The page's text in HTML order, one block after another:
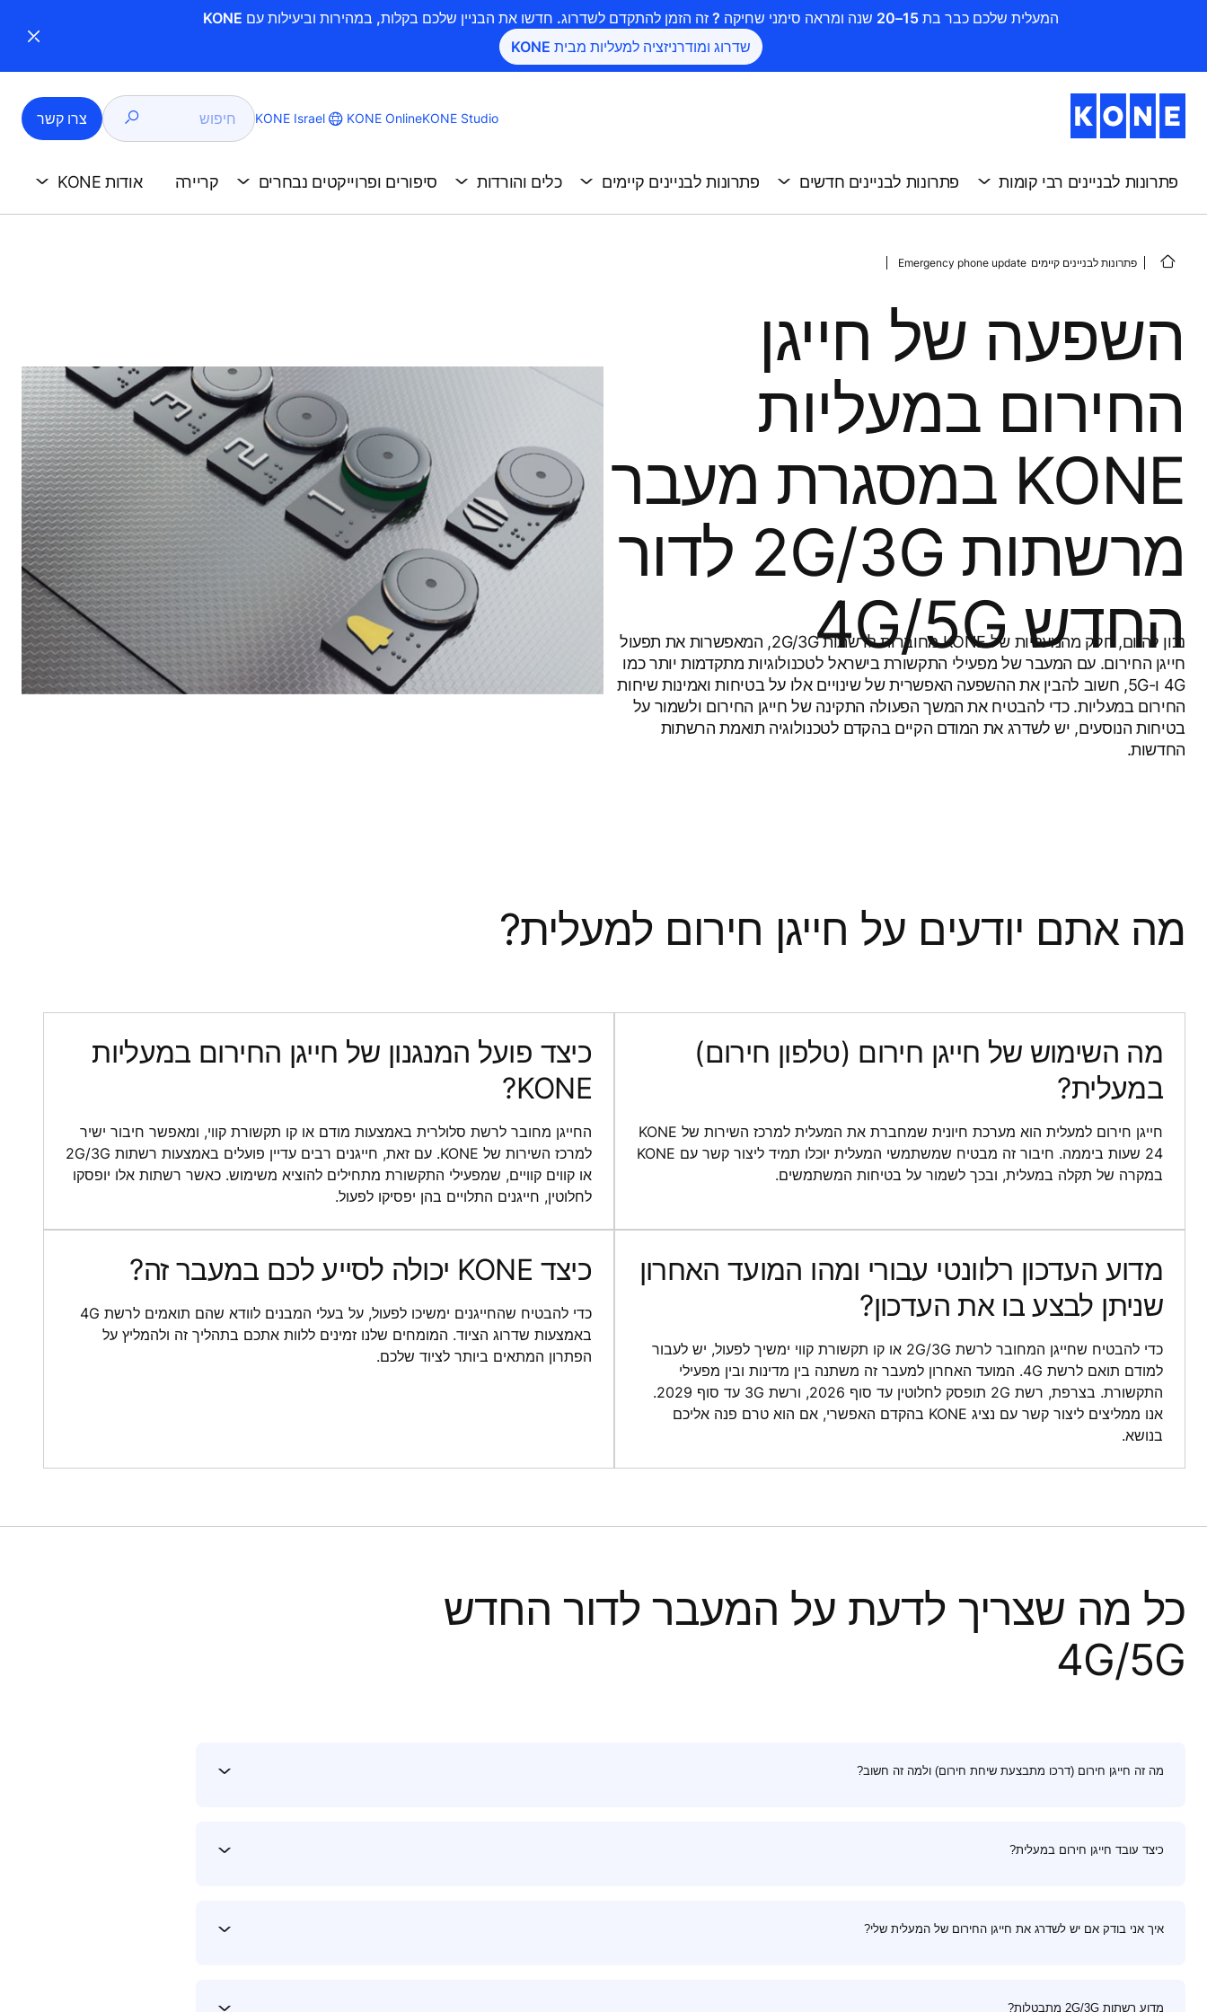
המעלית שלכם כבר בת 15–20 שנה ומראה סימני שחיקה ? זה הזמן להתקדם לשדרוג. חדשו את הבניין שלכם בקלות, במהירות וביעילות עם KONE
שדרוג ומודרניזציה למעליות מבית KONE
KONE Studio
KONE Online
KONE Israel חיפוש צרו קשר
פתרונות לבניינים רבי קומות פתרונות לבניינים חדשים פתרונות לבניינים קיימים כלים והורדות סיפורים ופרוייקטים נבחרים קריירה אודות KONE
פתרונות לבניינים קיימים Emergency phone update
השפעה של חייגן
החירום במעליות
KONE במסגרת מעבר
מרשתות 2G/3G לדור
החדש 4G/5G
נכון להיום, חלק מהמעליות של KONE מחוברות לרשתות 2G/3G, המאפשרות את תפעול
חייגן החירום. עם המעבר של מפעילי התקשורת בישראל לטכנולוגיות מתקדמות יותר כמו
4G ו-5G, חשוב להבין את ההשפעה האפשרית של שינויים אלו על בטיחות ואמינות שיחות
החירום במעליות. כדי להבטיח את המשך הפעולה התקינה של חייגן החירום ולשמור על
בטיחות הנוסעים, יש לשדרג את המודם הקיים בהקדם לטכנולוגיה תואמת הרשתות
החדשות.
מה אתם יודעים על חייגן חירום למעלית?
מה השימוש של חייגן חירום (טלפון חירום)
במעלית?
חייגן חירום למעלית הוא מערכת חיונית שמחברת את המעלית למרכז השירות של KONE
24 שעות ביממה. חיבור זה מבטיח שמשתמשי המעלית יוכלו תמיד ליצור קשר עם KONE
במקרה של תקלה במעלית, ובכך לשמור על בטיחות המשתמשים.
כיצד פועל המנגנון של חייגן החירום במעליות
KONE?
החייגן מחובר לרשת סלולרית באמצעות מודם או קו תקשורת קווי, ומאפשר חיבור ישיר
למרכז השירות של KONE. עם זאת, חייגנים רבים עדיין פועלים באמצעות רשתות 2G/3G
או קווים קוויים, שמפעילי התקשורת מתחילים להוציא משימוש. כאשר רשתות אלו יופסקו
לחלוטין, חייגנים התלויים בהן יפסיקו לפעול.
מדוע העדכון רלוונטי עבורי ומהו המועד האחרון
שניתן לבצע בו את העדכון?
כדי להבטיח שחייגן המחובר לרשת 2G/3G או קו תקשורת קווי ימשיך לפעול, יש לעבור
למודם תואם לרשת 4G. המועד האחרון למעבר זה משתנה בין מדינות ובין מפעילי
התקשורת. בצרפת, רשת 2G תופסק לחלוטין עד סוף 2026, ורשת 3G עד סוף 2029.
אנו ממליצים ליצור קשר עם נציג KONE בהקדם האפשרי, אם הוא טרם פנה אליכם
בנושא.
כיצד KONE יכולה לסייע לכם במעבר זה?
כדי להבטיח שהחייגנים ימשיכו לפעול, על בעלי המבנים לוודא שהם תואמים לרשת 4G
באמצעות שדרוג הציוד. המומחים שלנו זמינים ללוות אתכם בתהליך זה ולהמליץ על
הפתרון המתאים ביותר לציוד שלכם.
כל מה שצריך לדעת על המעבר לדור החדש
4G/5G
מה זה חייגן חירום (דרכו מתבצעת שיחת חירום) ולמה זה חשוב?
כיצד עובד חייגן חירום במעלית?
איך אני בודק אם יש לשדרג את חייגן החירום של המעלית שלי?
מדוע רשתות 2G/3G מתבטלות?